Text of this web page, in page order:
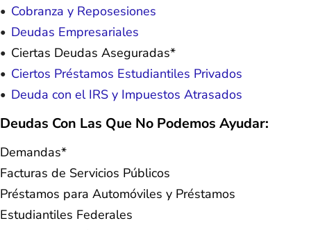
Cobranza y Reposesiones
Deudas Empresariales
Ciertas Deudas Aseguradas*
Ciertos Préstamos Estudiantiles Privados
Deuda con el IRS y Impuestos Atrasados
Deudas Con Las Que No Podemos Ayudar:
Demandas*
Facturas de Servicios Públicos
Préstamos para Automóviles y Préstamos
Estudiantiles Federales